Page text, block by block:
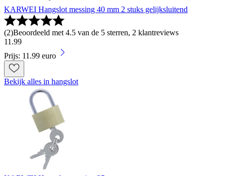
KARWEI Hangslot messing 40 mm 2 stuks gelijksluitend
(2)Beoordeeld met 4.5 van de 5 sterren, 2 klantreviews
11 .99
Prijs: 11.99 euro
Bekijk alles in hangslot